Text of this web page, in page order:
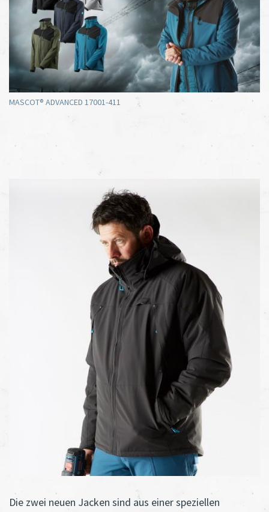
MASCOT® ADVANCED 17001-411
Die zwei neuen Jacken sind aus einer speziellen